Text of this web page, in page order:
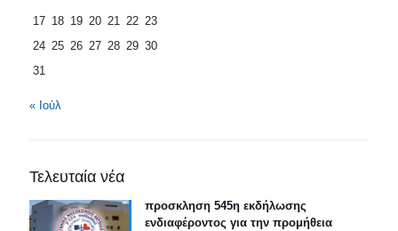
17 18 19 20 21 22 23
24 25 26 27 28 29 30
31
« Ιούλ
Τελευταία νέα
προσκληση 545η εκδήλωσης
ενδιαφέροντος για την προμήθεια